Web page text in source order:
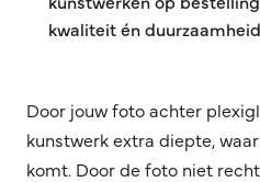
kwaliteit én
Door jouw foto achter
kunstwerk extra diepte,
komt. Door de foto niet